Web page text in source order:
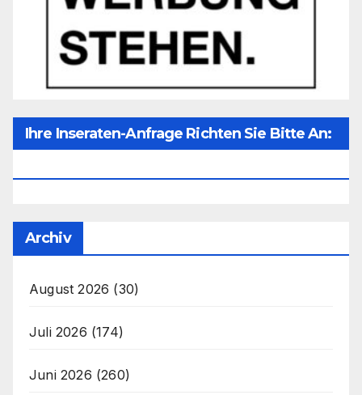
Ihre Inseraten-Anfrage Richten Sie Bitte An:
Archiv
August 2026 (30)
Juli 2026 (174)
Juni 2026 (260)